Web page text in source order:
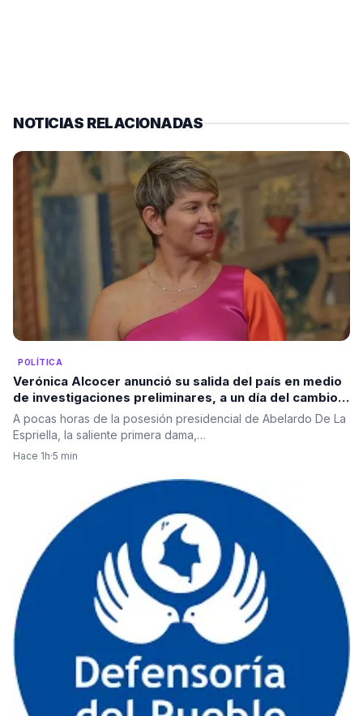
NOTICIAS RELACIONADAS
POLÍTICA
Verónica Alcocer anunció su salida del país en medio
de investigaciones preliminares, a un día del cambio
de gobierno. La pregunta es: ¿también se irá Petro?
A pocas horas de la posesión presidencial de Abelardo De La
Espriella, la saliente primera dama,…
Hace 1h·5 min